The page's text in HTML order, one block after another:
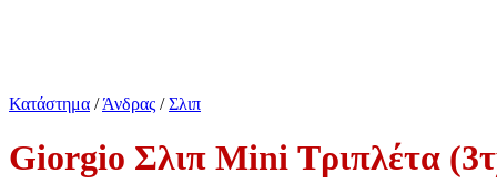
Κατάστημα / Άνδρας / Σλιπ
Giorgio Σλιπ Mini Τριπλέτα